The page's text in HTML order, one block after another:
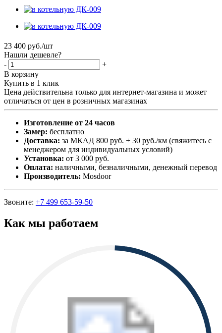
23 400 руб./шт
Нашли дешевле?
-
+
В корзину
Купить в 1 клик
Цена действительна только для интернет-магазина и может
отличаться от цен в розничных магазинах
Изготовление от 24 часов
Замер: бесплатно
Доставка: за МКАД 800 руб. + 30 руб./км (свяжитесь с
менеджером для индивидуальных условий)
Установка: от 3 000 руб.
Оплата: наличными, безналичными, денежный перевод
Производитель: Mosdoor
Звоните: +7 499 653-59-50
Как мы работаем